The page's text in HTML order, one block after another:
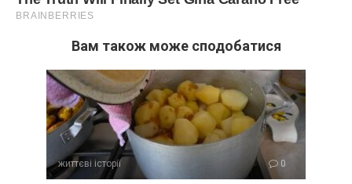
Вам також може сподобатися
життєві історії 0